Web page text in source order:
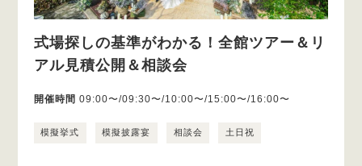
式場探しの基準がわかる！全館ツアー＆リ
アル見積公開＆相談会
開催時間 09:00〜/09:30〜/10:00〜/15:00〜/16:00〜
模擬挙式 模擬披露宴 相談会 土日祝